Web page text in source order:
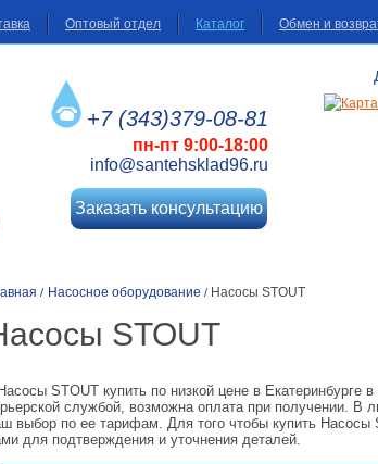
Оптовый отдел Каталог Обмен и
+7 (343)379-08-81
пн-пт 9:00-18:00
info@santehsklad96.ru
Заказать консультацию
/ Насосное оборудование / Насосы STOUT
STOUT
Насосы STOUT купить по низкой цене в Екатеринбурге
службой, возможна оплата при получении. В
выбор по ее тарифам. Для того чтобы купить Насосы
для подтверждения и уточнения деталей.